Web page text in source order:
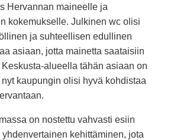
Hervannan maineelle ja
kokemukselle. Julkinen wc olisi
ja suhteellisen edullinen
asiaan, jotta mainetta saataisiin
Keskusta-alueella tähän asiaan on
kaupungin olisi hyvä kohdistaa
on nostettu vahvasti esiin
kehittäminen, jota